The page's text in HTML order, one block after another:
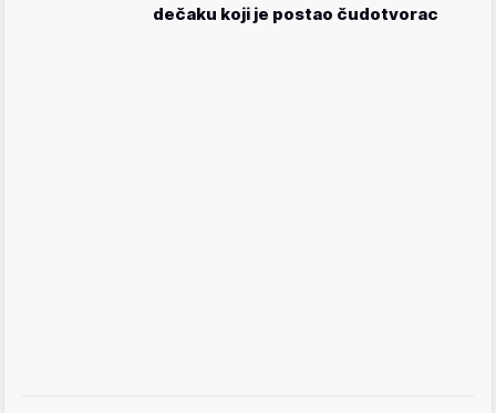
dečaku koji je postao čudotvorac